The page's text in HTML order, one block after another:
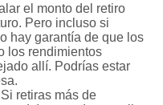
el monto del retiro
Pero incluso si
hay garantía de que los
los rendimientos
allí. Podrías estar
Si retiras más de